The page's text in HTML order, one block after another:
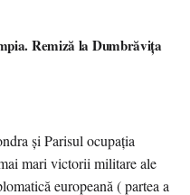
Remiză la Dumbrăvița